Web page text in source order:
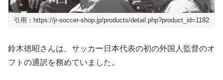
引用：https://jr-soccer-shop.jp/products/detail.php?product_id=1182
鈴木徳昭さんは、サッカー日本代表の初の外国人監督のオ
フトの通訳を務めていました。